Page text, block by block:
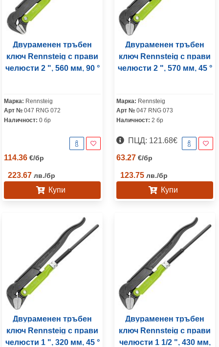
Двураменен тръбен
ключ Rennsteig с прави
челюсти 2 ", 560 мм, 90 °
Марка: Rennsteig
Арт № 047 RNG 072
Наличност: 0 бр
114.36 €/бр
223.67 лв./бр
Купи
Двураменен тръбен
ключ Rennsteig с прави
челюсти 2 ", 570 мм, 45 °
Марка: Rennsteig
Арт № 047 RNG 073
Наличност: 2 бр
ПЦД: 121.68€
63.27 €/бр
123.75 лв./бр
Купи
Двураменен тръбен
ключ Rennsteig с прави
челюсти 1 ", 320 мм, 45 °
Двураменен тръбен
ключ Rennsteig с прави
челюсти 1 1/2 ", 430 мм,